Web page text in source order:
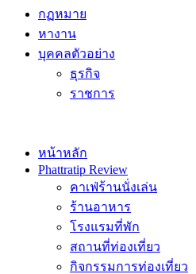
กฏหมาย
หางาน
บุคคลตัวอย่าง
ธุรกิจ
ราชการ
หน้าหลัก
Phattratip Review
คาเฟ่ร้านนั่งเล่น
ร้านอาหาร
โรงแรมที่พัก
สถานที่ท่องเที่ยว
กิจกรรมการท่องเที่ยว